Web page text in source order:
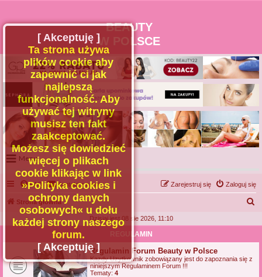
BEAUTY
W POLSCE
Menu
Portal
Facebook
Regulamin
Zapytaj administratora
Kontakt
FAQ Kontakt z nami Zaloguj się
Zarejestruj się
Strona główna
k
Dzisiaj jest 08 sie 2026, 11:10
REGULAMIN
Regulamin Forum Beauty w Polsce
Kazdy Uzytkownik zobowiązany jest do zapoznania się z
niniejszym Regulaminem Forum !!!
Tematy: 4
[ Akceptuję ]
Ta strona używa
plików cookie aby
zapewnić ci jak
najlepszą
funkcjonalność. Aby
używać tej witryny
musisz ten fakt
zaakceptować.
Możesz się dowiedzieć
więcej o plikach
cookie klikając w link
»Polityka cookies i
ochrony danych
osobowych« u dołu
każdej strony naszego
forum.
[ Akceptuję ]